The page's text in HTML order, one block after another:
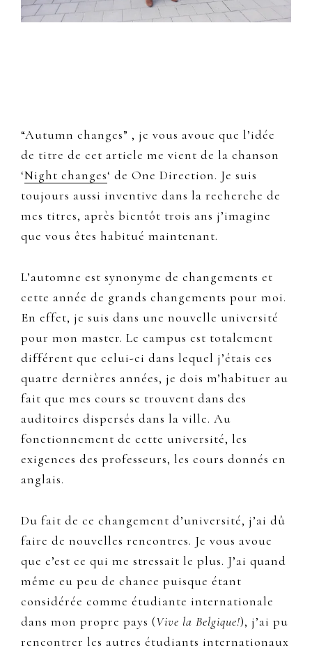
“Autumn changes” , je vous avoue que l’idée
de titre de cet article me vient de la chanson
‘Night changes‘ de One Direction. Je suis
toujours aussi inventive dans la recherche de
mes titres, après bientôt trois ans j’imagine
que vous êtes habitué maintenant.
L’automne est synonyme de changements et
cette année de grands changements pour moi.
En effet, je suis dans une nouvelle université
pour mon master. Le campus est totalement
différent que celui-ci dans lequel j’étais ces
quatre dernières années, je dois m’habituer au
fait que mes cours se trouvent dans des
auditoires dispersés dans la ville. Au
fonctionnement de cette université, les
exigences des professeurs, les cours donnés en
anglais.
Du fait de ce changement d’université, j’ai dû
faire de nouvelles rencontres. Je vous avoue
que c’est ce qui me stressait le plus. J’ai quand
même eu peu de chance puisque étant
considérée comme étudiante internationale
dans mon propre pays (Vive la Belgique!), j’ai pu
rencontrer les autres étudiants internationaux